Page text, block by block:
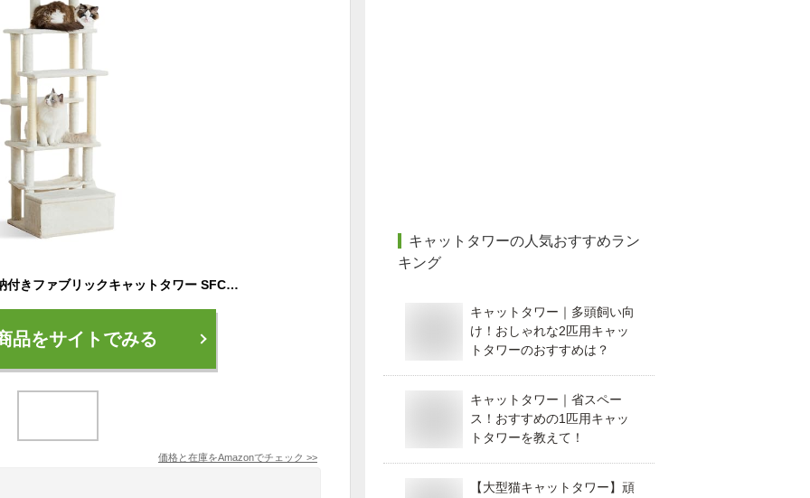
アイリスオーヤマ 収納付きファブリックキャットタワー SFC-157 ホワイト
品をサイトでみる
価格と在庫をAmazonでチェック >>
キャットタワーの人気おすすめラン
キング
キャットタワー｜多頭飼い向
け！おしゃれな2匹用キャッ
トタワーのおすすめは？
キャットタワー｜省スペー
ス！おすすめの1匹用キャッ
トタワーを教えて！
【大型猫キャットタワー】頑